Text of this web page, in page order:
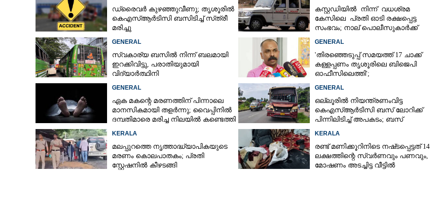
ഡ്രൈവർ കുഴഞ്ഞുവീണു; തൃശൂരിൽ
കെഎസ്‌ആർടിസി ബസിടിച്ച് സ്‌ത്രീ
മരിച്ചു
കസ്റ്റഡിയിൽ നിന്ന് വധശ്രമ
കേസിലെ പ്രതി ഓടി രക്ഷപ്പെട്ട
സംഭവം; നാല് പൊലീസുകാർക്ക്
GENERAL
സ്വകാര്യ ബസിൽ നിന്ന് ബലമായി
ഇറക്കിവിട്ടു, പരാതിയുമായി
വിദ്യാർത്ഥിനി
GENERAL
'തിരഞ്ഞെടുപ്പ് സമയത്ത് 17 ചാക്ക്
കള്ളപ്പണം തൃശൂരിലെ ബിജെപി
ഓഫീസിലെത്തി';
GENERAL
ഏക മകന്റെ മരണത്തിന് പിന്നാലെ
മാനസികമായി തളർന്നു; വൈപ്പിനിൽ
ദമ്പതിമാരെ മരിച്ച നിലയിൽ കണ്ടെത്തി
GENERAL
ഒല്ലൂരിൽ നിയന്ത്രണംവിട്ട
കെഎസ്‌ആർടിസി ബസ് ലോറിക്ക്
പിന്നിലിടിച്ച് അപകടം; ബസ്
KERALA
മലപ്പുറത്തെ നൃത്താദ്ധ്യാപികയുടെ
മരണം കൊലപാതകം; പ്രതി
സ്റ്റേഷനിൽ കീഴടങ്ങി
KERALA
രണ്ട് മണിക്കൂറിനിടെ നഷ്‌ടപ്പെട്ടത് 14
ലക്ഷത്തിന്റെ സ്വർണവും പണവും,
മോഷണം അടച്ചിട്ട വീട്ടിൽShare this link